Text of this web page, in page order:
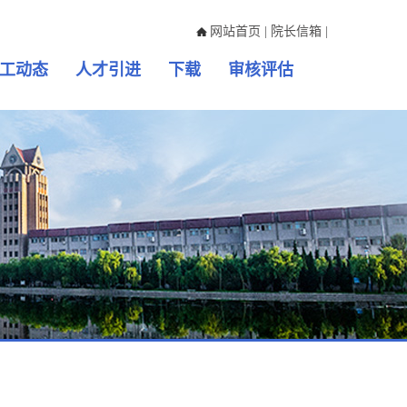
网站首页 院长信箱
动态 人才引进 下载 审核评估